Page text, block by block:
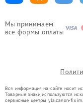
Мы принимаем
все формы оплаты
Вся информация на сайте носит
Товарные знаки используются
сервисные центры yla.canon-